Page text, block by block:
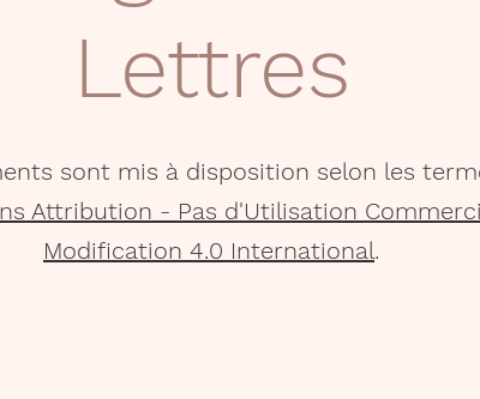
Lettres
sont mis à disposition selon les
Attribution - Pas d'Utilisation
Modification 4.0 International.